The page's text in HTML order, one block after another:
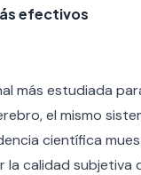
efectivos
más estudiada
el mismo
científica
la calidad